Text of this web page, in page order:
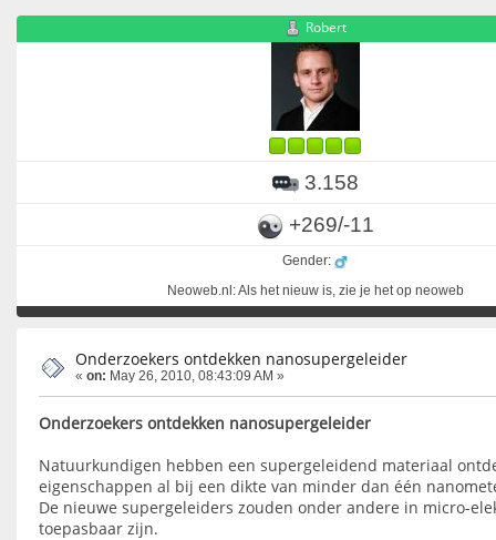
Robert
3.158
+269/-11
Gender:
Neoweb.nl: Als het nieuw is, zie je het op neoweb
Onderzoekers ontdekken nanosupergeleider
« on: May 26, 2010, 08:43:09 AM »
Onderzoekers ontdekken nanosupergeleider
Natuurkundigen hebben een supergeleidend materiaal
eigenschappen al bij een dikte van minder dan één
De nieuwe supergeleiders zouden onder andere in micro-
toepasbaar zijn.